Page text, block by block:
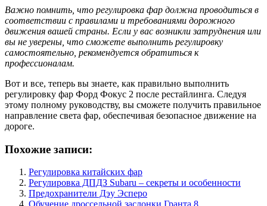
Важно помнить, что регулировка фар должна проводиться в
соответствии с правилами и требованиями дорожного
движения вашей страны. Если у вас возникли затруднения или
вы не уверены, что сможете выполнить регулировку
самостоятельно, рекомендуется обратиться к
профессионалам.
Вот и все, теперь вы знаете, как правильно выполнить
регулировку фар Форд Фокус 2 после рестайлинга. Следуя
этому полному руководству, вы сможете получить правильное
направление света фар, обеспечивая безопасное движение на
дороге.
Похожие записи:
Регулировка китайских фар
Регулировка ДПДЗ Subaru – секреты и особенности
Предохранители Дэу Эсперо